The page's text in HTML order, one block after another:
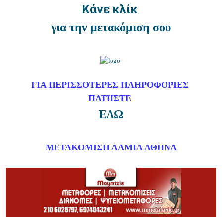
Κάνε κλίκ
για την μετακόμιση σου
ΓΙΑ ΠΕΡΙΣΣΟΤΕΡΕΣ ΠΛΗΡΟΦΟΡΙΕΣ
ΠΑΤΗΣΤΕ
ΕΔΩ
ΜΕΤΑΚΟΜΙΣΗ ΛΑΜΙΑ ΑΘΗΝΑ